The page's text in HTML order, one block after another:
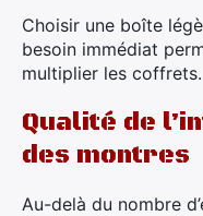
Choisir une boîte
besoin immédiat
multiplier les coffrets.
Qualité de
des montres
Au-delà du nombre